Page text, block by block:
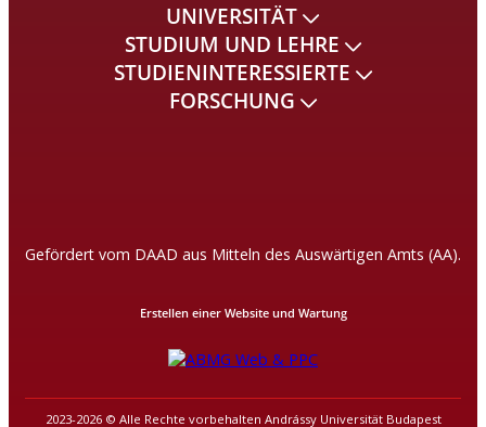
UNIVERSITÄT
STUDIUM UND LEHRE
STUDIENINTERESSIERTE
FORSCHUNG
Gefördert vom DAAD aus Mitteln des Auswärtigen Amts (AA).
2023-2026 © Alle Rechte vorbehalten Andrássy Universität Budapest
Erstellen einer Website und Wartung